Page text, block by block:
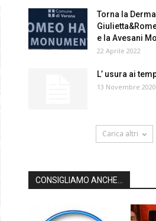
Torna la
e la Avesani
22 Aprile 2022
L’ usura ai
13 Novembre 2020
Carica altri
CONSIGLIAMO ANCHE...